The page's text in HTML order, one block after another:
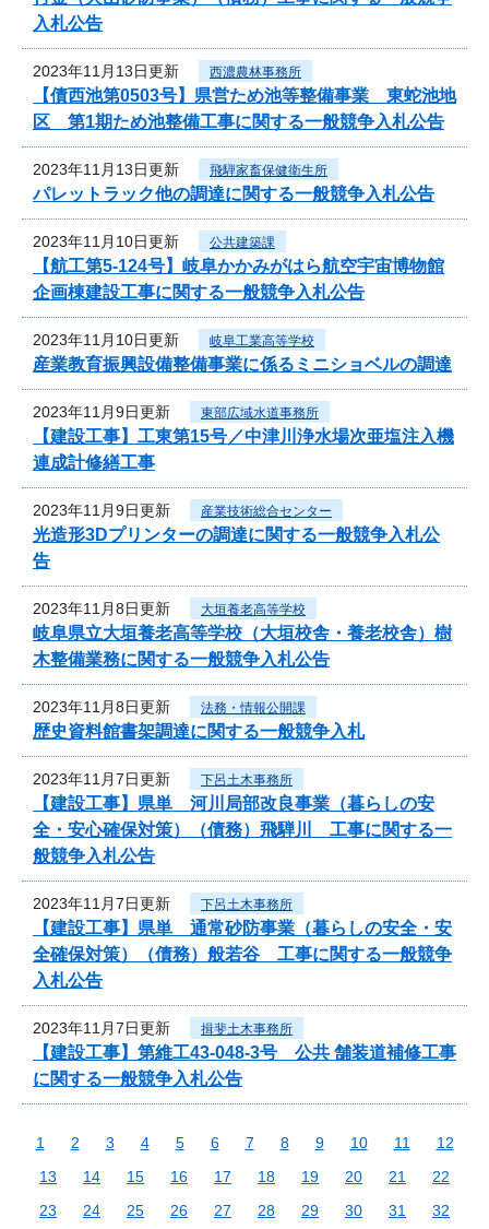
入札公告
2023年11月13日更新 西濃農林事務所
【債西池第0503号】県営ため池等整備事業 東蛇池地
区 第1期ため池整備工事に関する一般競争入札公告
2023年11月13日更新 飛騨家畜保健衛生所
パレットラック他の調達に関する一般競争入札公告
2023年11月10日更新 公共建築課
【航工第5-124号】岐阜かかみがはら航空宇宙博物館
企画棟建設工事に関する一般競争入札公告
2023年11月10日更新 岐阜工業高等学校
産業教育振興設備整備事業に係るミニショベルの調達
2023年11月9日更新 東部広域水道事務所
【建設工事】工東第15号／中津川浄水場次亜塩注入機
連成計修繕工事
2023年11月9日更新 産業技術総合センター
光造形3Dプリンターの調達に関する一般競争入札公
告
2023年11月8日更新 大垣養老高等学校
岐阜県立大垣養老高等学校（大垣校舎・養老校舎）樹
木整備業務に関する一般競争入札公告
2023年11月8日更新 法務・情報公開課
歴史資料館書架調達に関する一般競争入札
2023年11月7日更新 下呂土木事務所
【建設工事】県単 河川局部改良事業（暮らしの安
全・安心確保対策）（債務）飛騨川 工事に関する一
般競争入札公告
2023年11月7日更新 下呂土木事務所
【建設工事】県単 通常砂防事業（暮らしの安全・安
全確保対策）（債務）般若谷 工事に関する一般競争
入札公告
2023年11月7日更新 揖斐土木事務所
【建設工事】第維工43-048-3号 公共 舗装道補修工事
に関する一般競争入札公告
1 2 3 4 5 6 7 8 9 10 11
12
13
14 15 16 17 18 19 20 21
22
23
24 25 26 27 28 29 30 31
32